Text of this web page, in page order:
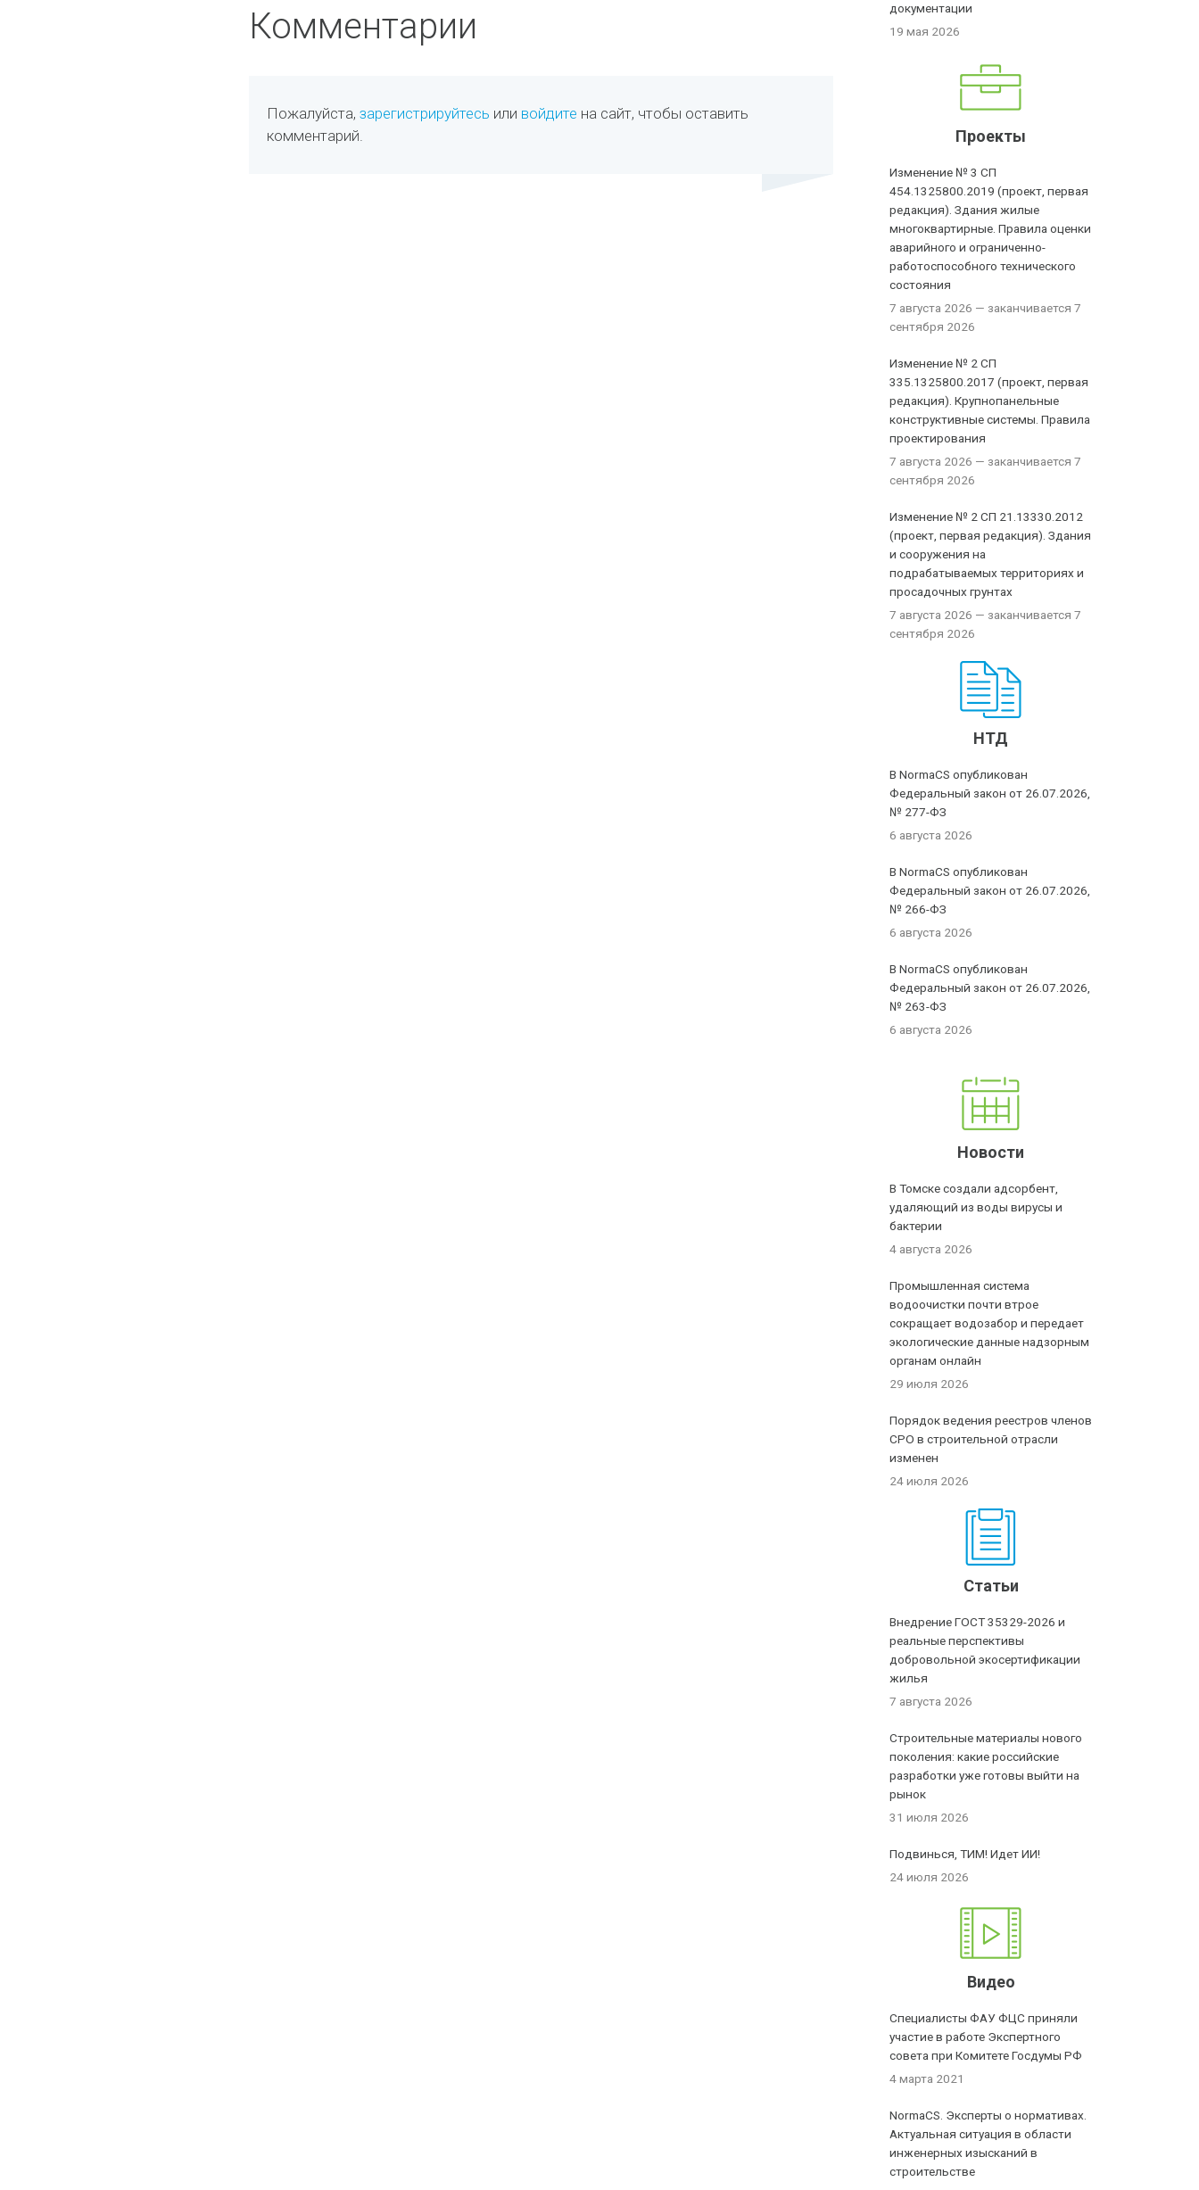
Комментарии
Пожалуйста, зарегистрируйтесь или войдите на сайт, чтобы оставить
комментарий.
документации
19 мая 2026
Проекты
Изменение № 3 СП
454.1325800.2019 (проект, первая
редакция). Здания жилые
многоквартирные. Правила оценки
аварийного и ограниченно-
работоспособного технического
состояния
7 августа 2026 — заканчивается 7
сентября 2026
Изменение № 2 СП
335.1325800.2017 (проект, первая
редакция). Крупнопанельные
конструктивные системы. Правила
проектирования
7 августа 2026 — заканчивается 7
сентября 2026
Изменение № 2 СП 21.13330.2012
(проект, первая редакция). Здания
и сооружения на
подрабатываемых территориях и
просадочных грунтах
7 августа 2026 — заканчивается 7
сентября 2026
НТД
В NormaCS опубликован
Федеральный закон от 26.07.2026,
№ 277-ФЗ
6 августа 2026
В NormaCS опубликован
Федеральный закон от 26.07.2026,
№ 266-ФЗ
6 августа 2026
В NormaCS опубликован
Федеральный закон от 26.07.2026,
№ 263-ФЗ
6 августа 2026
Новости
В Томске создали адсорбент,
удаляющий из воды вирусы и
бактерии
4 августа 2026
Промышленная система
водоочистки почти втрое
сокращает водозабор и передает
экологические данные надзорным
органам онлайн
29 июля 2026
Порядок ведения реестров членов
СРО в строительной отрасли
изменен
24 июля 2026
Статьи
Внедрение ГОСТ 35329-2026 и
реальные перспективы
добровольной экосертификации
жилья
7 августа 2026
Строительные материалы нового
поколения: какие российские
разработки уже готовы выйти на
рынок
31 июля 2026
Подвинься, ТИМ! Идет ИИ!
24 июля 2026
Видео
Специалисты ФАУ ФЦС приняли
участие в работе Экспертного
совета при Комитете Госдумы РФ
4 марта 2021
NormaCS. Эксперты о нормативах.
Актуальная ситуация в области
инженерных изысканий в
строительстве